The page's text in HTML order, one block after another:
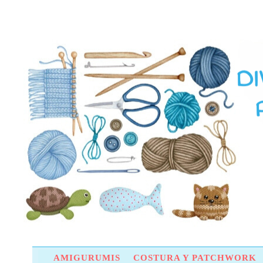
AMIGURUMIS COSTURA Y PATCHWORK